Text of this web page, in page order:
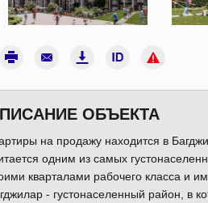
ОБЪЕКТА
на продажу находится в
одним из самых
кварталами рабочего класса и
- густонаселенный район, в